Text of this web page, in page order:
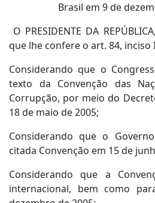
Brasil em 9 de
O PRESIDENTE DA
que lhe confere o art. 84, inciso
Considerando que o
texto da Convenção das
Corrupção, por meio do
18 de maio de 2005;
Considerando que o
citada Convenção em 15 de
Considerando que a
internacional, bem como